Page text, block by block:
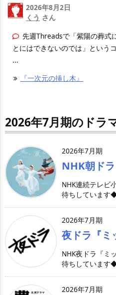
2026年8月2日
くう さん
先週Threadsで「紫陽の葬式
とにはできないのでは」という
...
『一次元の挿し木』
2026年7月期のドラ
2026年7月期
NHK朝ドラ
NHK連続テレビ
待ちしています
2026年7月期
夜ドラ『ミ
NHK夜ドラ『ミ
待ちしています
2026年7月期